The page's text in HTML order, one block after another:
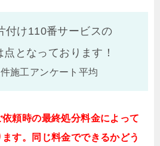
付け110番サービスの
点となっております！
施工アンケート平均
頼時の最終処分料金によって
す。同じ料金でできるかどう